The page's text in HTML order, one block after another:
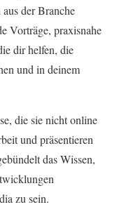
der Branche
Vorträge, praxisnahe
dir helfen, die
und in deinem
die sie nicht online
und präsentieren
das Wissen,
zu sein.